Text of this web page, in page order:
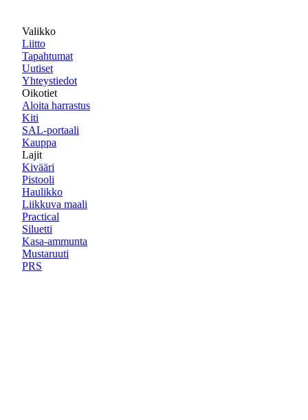
Valikko
Liitto
Tapahtumat
Uutiset
Yhteystiedot
Oikotiet
Aloita harrastus
Kiti
SAL-portaali
Kauppa
Lajit
Kivääri
Pistooli
Haulikko
Liikkuva maali
Practical
Siluetti
Kasa-ammunta
Mustaruuti
PRS